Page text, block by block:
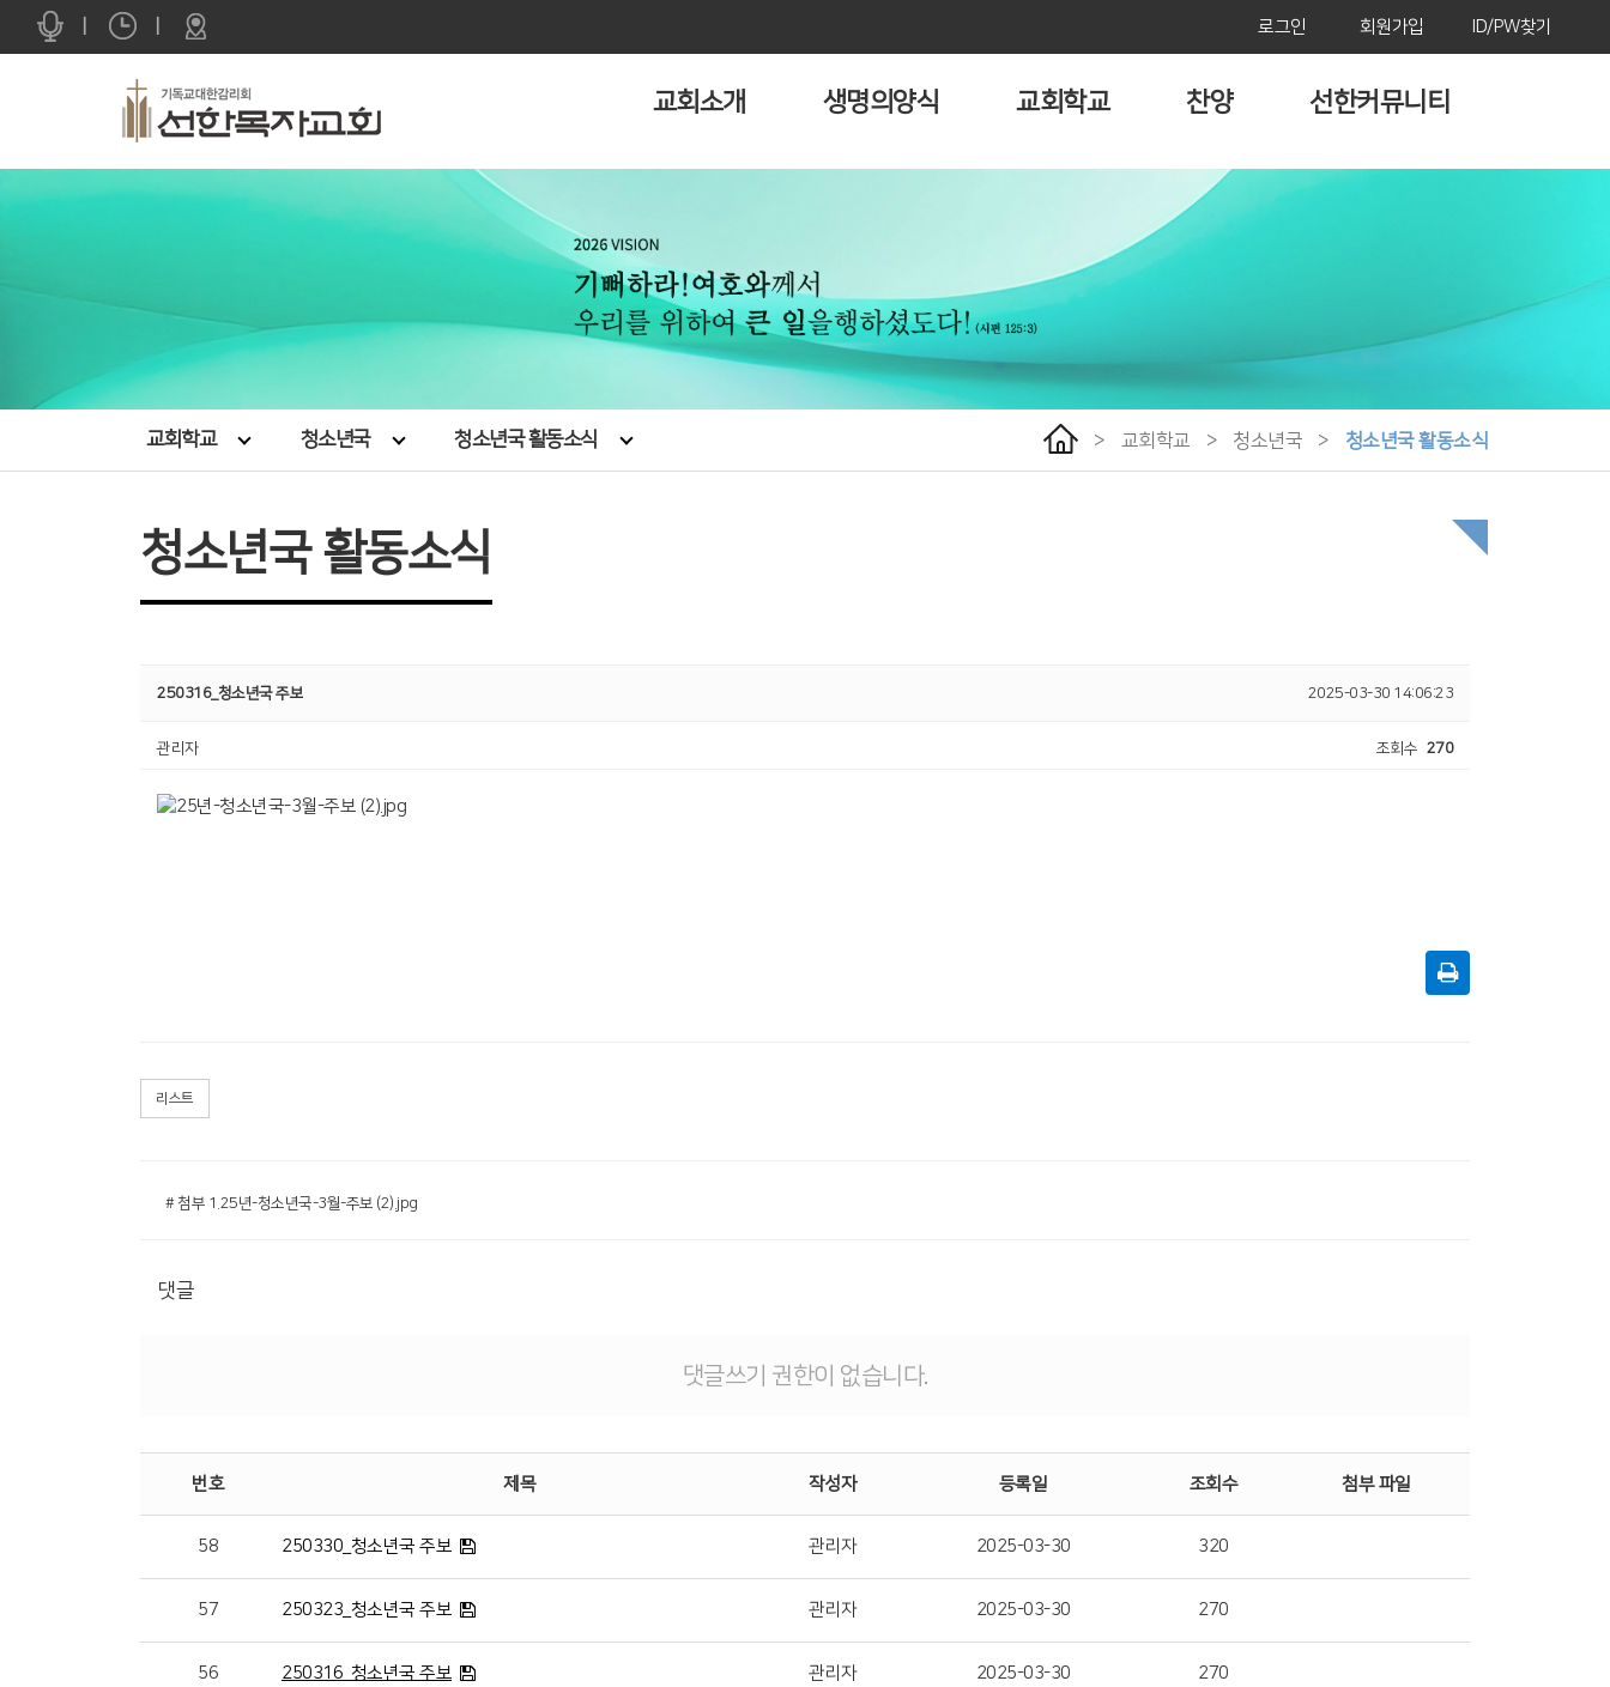
로그인 회원가입 ID/PW찾기
교회소개 생명의양식 교회학교 찬양 선한커뮤니티
교회학교 청소년국 청소년국 활동소식 > 교회학교 > 청소년국 > 청소년국 활동소식
청소년국 활동소식
250316_청소년국 주보 2025-03-30 14:06:23
관리자 조회수 270
리스트
# 첨부 1.25년-청소년국-3월-주보 (2).jpg
댓글
댓글쓰기 권한이 없습니다.
번호 제목 작성자 등록일 조회수 첨부 파일
58 250330_청소년국 주보 관리자 2025-03-30 320
57 250323_청소년국 주보 관리자 2025-03-30 270
56 250316_청소년국 주보 관리자 2025-03-30 270